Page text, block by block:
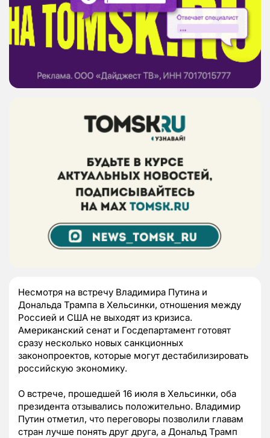
Несмотря на встречу Владимира Путина и
Дональда Трампа в Хельсинки, отношения между
Россией и США не выходят из кризиса.
Американский сенат и Госдепартамент готовят
сразу несколько новых санкционных
законопроектов, которые могут дестабилизировать
российскую экономику.
О встрече, прошедшей 16 июля в Хельсинки, оба
президента отзывались положительно. Владимир
Путин отметил, что переговоры позволили главам
стран лучше понять друг друга, а Дональд Трамп